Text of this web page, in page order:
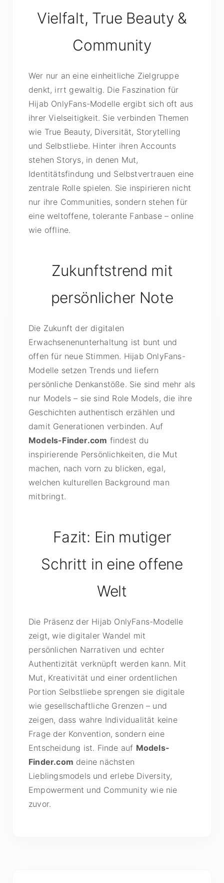
Vielfalt, True Beauty &
Community
Wer nur an eine einheitliche Zielgruppe
denkt, irrt gewaltig. Die Faszination für
Hijab OnlyFans-Modelle ergibt sich oft aus
ihrer Vielseitigkeit. Sie verbinden Themen
wie True Beauty, Diversität, Storytelling
und Selbstliebe. Hinter ihren Accounts
stehen Storys, in denen Mut,
Identitätsfindung und Selbstvertrauen eine
zentrale Rolle spielen. Sie inspirieren nicht
nur ihre Communities, sondern stehen für
eine weltoffene, tolerante Fanbase – online
wie offline.
Zukunftstrend mit
persönlicher Note
Die Zukunft der digitalen
Erwachsenenunterhaltung ist bunt und
offen für neue Stimmen. Hijab OnlyFans-
Modelle setzen Trends und liefern
persönliche Denkanstöße. Sie sind mehr als
nur Models – sie sind Role Models, die ihre
Geschichten authentisch erzählen und
damit Generationen verbinden. Auf
Models-Finder.com findest du
inspirierende Persönlichkeiten, die Mut
machen, nach vorn zu blicken, egal,
welchen kulturellen Background man
mitbringt.
Fazit: Ein mutiger
Schritt in eine offene
Welt
Die Präsenz der Hijab OnlyFans-Modelle
zeigt, wie digitaler Wandel mit
persönlichen Narrativen und echter
Authentizität verknüpft werden kann. Mit
Mut, Kreativität und einer ordentlichen
Portion Selbstliebe sprengen sie digitale
wie gesellschaftliche Grenzen – und
zeigen, dass wahre Individualität keine
Frage der Konvention, sondern eine
Entscheidung ist. Finde auf Models-
Finder.com deine nächsten
Lieblingsmodels und erlebe Diversity,
Empowerment und Community wie nie
zuvor.